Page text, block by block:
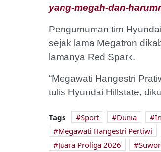
yang-megah-dan-
Pengumuman tim
sejak lama Megatron
lamanya Red Spark.
“Megawati Hangestri
tulis Hyundai Hillstate,
Tags Sport Dunia
Megawati Hangestri Pertiwi
Juara Proliga 2026